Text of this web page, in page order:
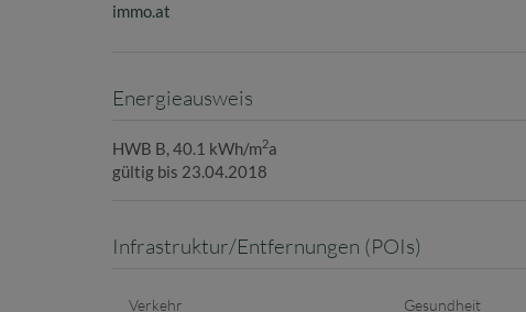
immo.at
Energieausweis
HWB B, 40.1 kWh/m2a
gültig bis 23.04.2018
Infrastruktur/Entfernungen (POIs)
Verkehr Gesundheit